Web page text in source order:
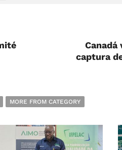
Canadá
captura
MORE FROM CATEGORY